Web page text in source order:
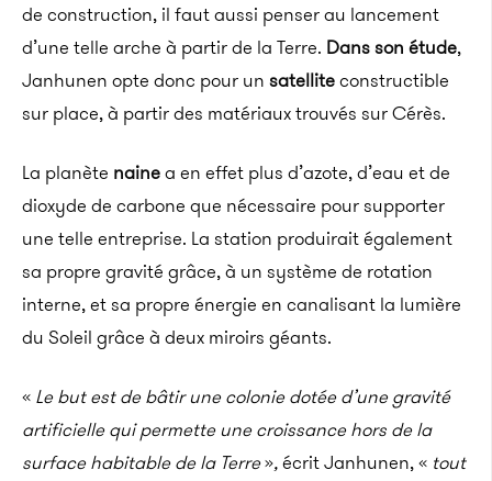
de construction, il faut aussi penser au lancement
d’une telle arche à partir de la Terre. Dans son étude,
Janhunen opte donc pour un satelliteconstructible
sur place, à partir des matériaux trouvés sur Cérès.
La planète nainea en effet plus d’azote, d’eau et de
dioxyde de carbone que nécessaire pour supporter
une telle entreprise. La station produirait également
sa propre gravité grâce, à un système de rotation
interne, et sa propre énergie en canalisant la lumière
du Soleil grâce à deux miroirs géants.
« Le but est de bâtir une colonie dotée d’une gravité
artificielle qui permette une croissance hors de la
surface habitable de la Terre»,écrit Janhunen, « tout